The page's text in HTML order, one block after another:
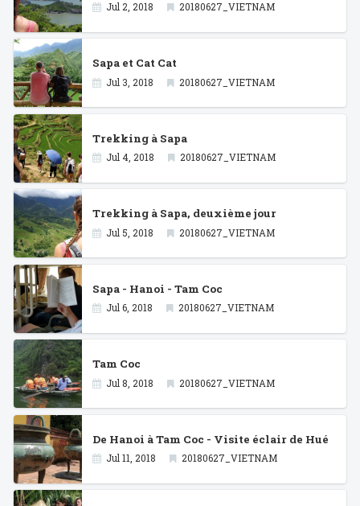
Jul 2, 2018 20180627_VIETNAM
Sapa et Cat Cat
Jul 3, 2018 20180627_VIETNAM
Trekking à Sapa
Jul 4, 2018 20180627_VIETNAM
Trekking à Sapa, deuxième jour
Jul 5, 2018 20180627_VIETNAM
Sapa - Hanoi - Tam Coc
Jul 6, 2018 20180627_VIETNAM
Tam Coc
Jul 8, 2018 20180627_VIETNAM
De Hanoi à Tam Coc - Visite éclair de Hué
Jul 11, 2018 20180627_VIETNAM